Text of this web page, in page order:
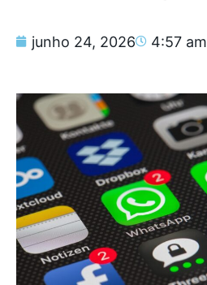
junho 24, 2026 4:57 am